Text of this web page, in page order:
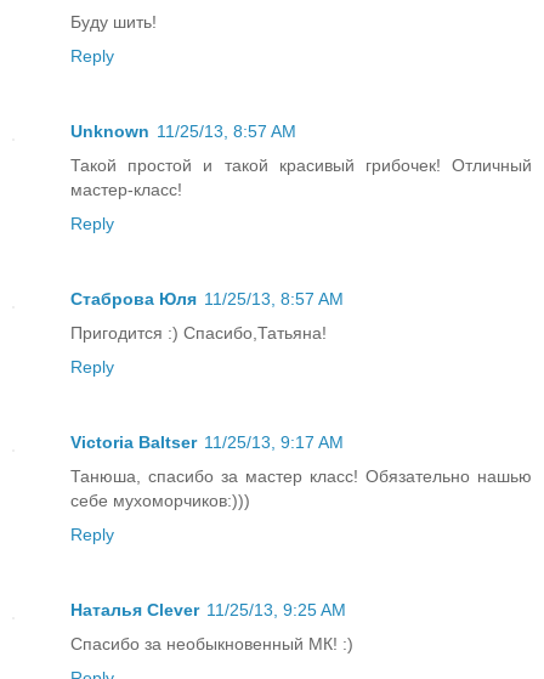
Буду шить!
Reply
Unknown 11/25/13, 8:57 AM
Такой простой и такой красивый грибочек! Отличный
мастер-класс!
Reply
Стаброва Юля 11/25/13, 8:57 AM
Пригодится :) Спасибо,Татьяна!
Reply
Victoria Baltser 11/25/13, 9:17 AM
Танюша, спасибо за мастер класс! Обязательно нашью
себе мухоморчиков:)))
Reply
Наталья Clever 11/25/13, 9:25 AM
Спасибо за необыкновенный МК! :)